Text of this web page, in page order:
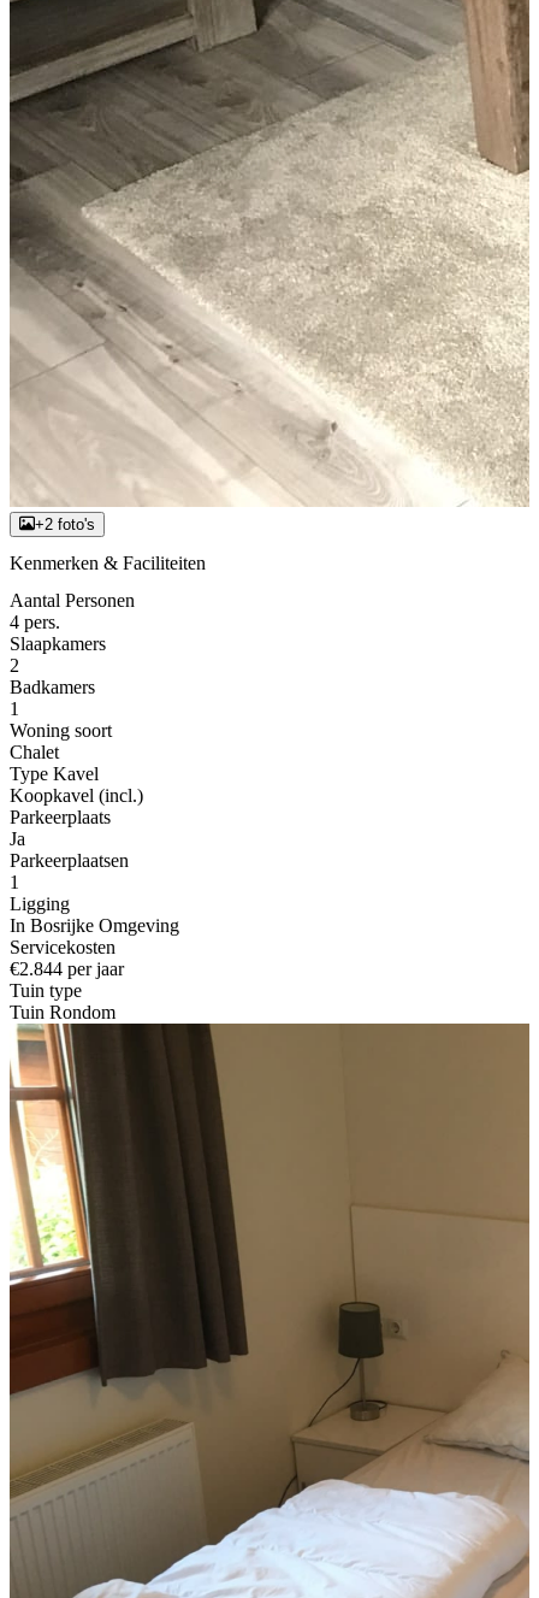
+2 foto's
Kenmerken & Faciliteiten
Aantal Personen
4 pers.
Slaapkamers
2
Badkamers
1
Woning soort
Chalet
Type Kavel
Koopkavel (incl.)
Parkeerplaats
Ja
Parkeerplaatsen
1
Ligging
In Bosrijke Omgeving
Servicekosten
€2.844 per jaar
Tuin type
Tuin Rondom